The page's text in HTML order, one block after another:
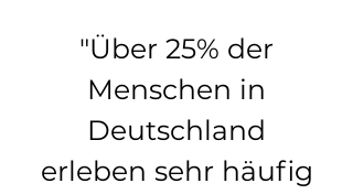
"Über 25% der
Menschen in
Deutschland
erleben sehr häufig